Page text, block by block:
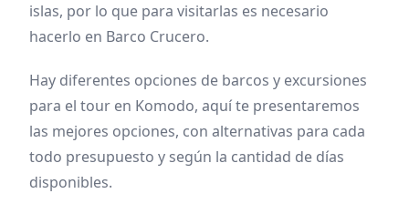
islas, por lo que para visitarlas es necesario
hacerlo en Barco Crucero.
Hay diferentes opciones de barcos y excursiones
para el tour en Komodo, aquí te presentaremos
las mejores opciones, con alternativas para cada
todo presupuesto y según la cantidad de días
disponibles.